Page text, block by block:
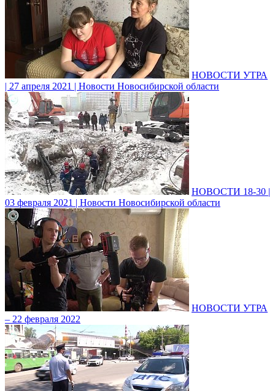
НОВОСТИ УТРА
| 27 апреля 2021 | Новости Новосибирской области
НОВОСТИ 18-30 |
03 февраля 2021 | Новости Новосибирской области
НОВОСТИ УТРА
– 22 февраля 2022